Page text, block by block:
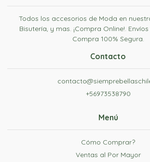
Todos los accesorios de Moda en
Bisutería, y mas. ¡Compra Online!.
Compra 100% Segura.
Contacto
+56973538790
Menú
Cómo Comprar?
Ventas al Por Mayor